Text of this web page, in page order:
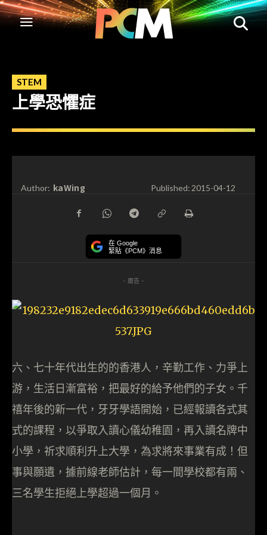
STEM
上學恐懼症
Author: kaWing Published:2015-04-12
在 Google
緊貼《PCM》消息
- 廣告 -
六、七十年代出生的的香港人，辛勤工作、力爭上
游，生活日漸富裕，把最好的給予他們的子女。千
禧年後的新一代，牙牙學語開始，已經報讀各式其
式的課程，以爭取入讀心儀幼稚園，再入讀名牌中
小學，祈求順利升上大學，為求將來事業有成！但
事與願遺，據前線老師估計，每一間學校都有兩、
三名學生拒絕上學超過一個月。